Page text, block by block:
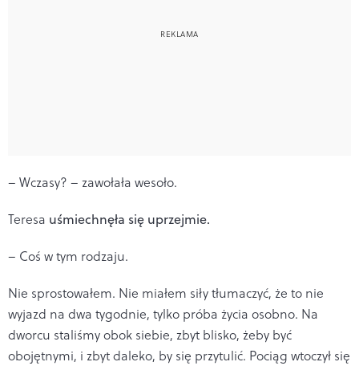
– Wczasy? – zawołała wesoło.
Teresa uśmiechnęła się uprzejmie.
– Coś w tym rodzaju.
Nie sprostowałem. Nie miałem siły tłumaczyć, że to nie
wyjazd na dwa tygodnie, tylko próba życia osobno. Na
dworcu staliśmy obok siebie, zbyt blisko, żeby być
obojętnymi, i zbyt daleko, by się przytulić. Pociąg wtoczył się